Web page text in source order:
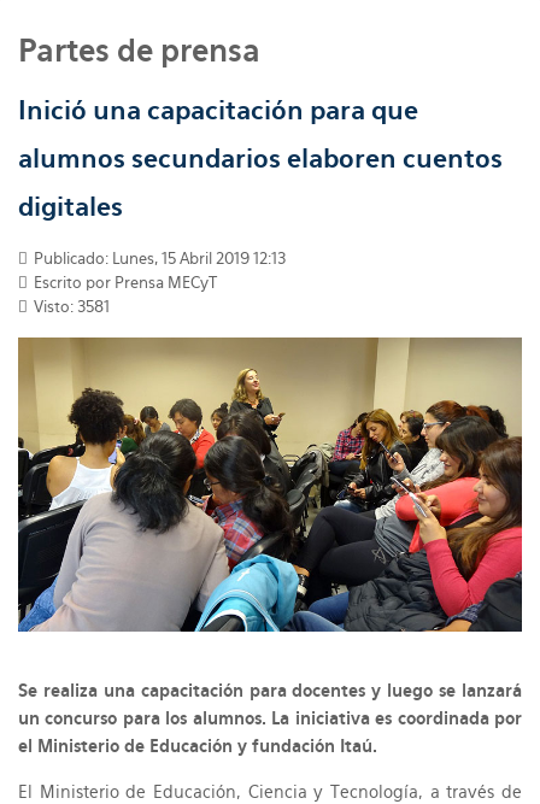
Partes de prensa
Inició una capacitación para que
alumnos secundarios elaboren cuentos
digitales
Publicado: Lunes, 15 Abril 2019 12:13
Escrito por Prensa MECyT
Visto: 3581
Se realiza una capacitación para docentes y luego se lanzará
un concurso para los alumnos. La iniciativa es coordinada por
el Ministerio de Educación y fundación Itaú.
El Ministerio de Educación, Ciencia y Tecnología, a través de